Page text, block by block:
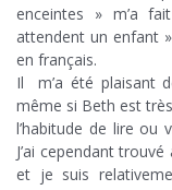
enceintes » m’a
attendent un enfant
en français.
Il m’a été plaisant
même si Beth est
l’habitude de lire ou
J’ai cependant
et je suis